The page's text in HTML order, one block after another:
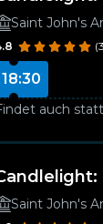
Saint John's
18:30
auch
Saint John's